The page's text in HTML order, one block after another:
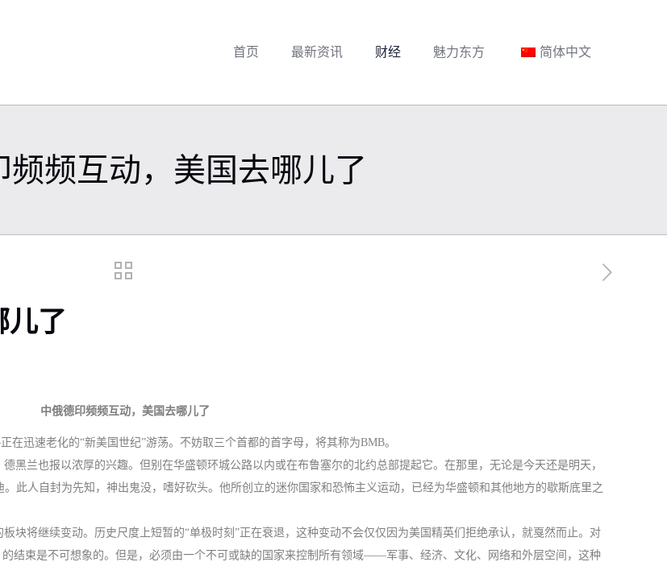
首页 最新资讯 财经 魅力东方 简体中文
频频互动，美国去哪儿了
儿了
中俄德印频频互动，美国去哪儿了
速老化的“新美国世纪”游荡。不妨取三个首都的首字母，将其称为BMB。
黑兰也报以浓厚的兴趣。但别在华盛顿环城公路以内或在布鲁塞尔的北约总部提起它。在那里，无论是今天还是明天，
此人自封为先知，神出鬼没，嗜好砍头。他所创立的迷你国家和恐怖主义运动，已经为华盛顿和其他地方的歇斯底里之
块将继续变动。历史尺度上短暂的“单极时刻”正在衰退，这种变动不会仅仅因为美国精英们拒绝承认，就戛然而止。对
结束是不可想象的。但是，必须由一个不可或缺的国家来控制所有领域——军事、经济、文化、网络和外层空间，这种